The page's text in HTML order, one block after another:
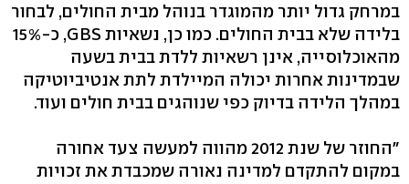
במרחק גדול יותר מהמוגדר בנוהל מבית החולים, לבחור
בלידה שלא בבית החולים. כמו כן, נשאיות GBS, כ-15%
מהאוכלוסייה, אינן רשאיות ללדת בבית בשעה
שבמדינות אחרות יכולה המיילדת לתת אנטיביוטיקה
במהלך הלידה בדיוק כפי שנוהגים בבית חולים ועוד.
"החוזר של שנת 2012 מהווה למעשה צעד אחורה
במקום להתקדם למדינה נאורה שמכבדת את זכויות